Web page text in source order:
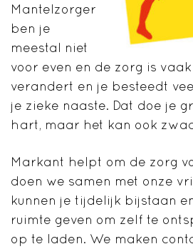
Mantelzorger
ben je
meestal niet
voor even en de zorg is
verandert en je besteedt
je zieke naaste. Dat doe je
hart, maar het kan ook
Markant helpt om de zorg
doen we samen met onze
kunnen je tijdelijk bijstaan
ruimte geven om zelf te
op te laden. We maken